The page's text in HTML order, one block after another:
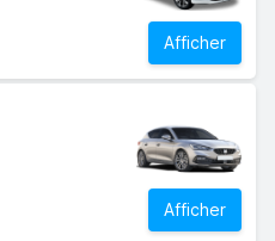
Afficher
Afficher